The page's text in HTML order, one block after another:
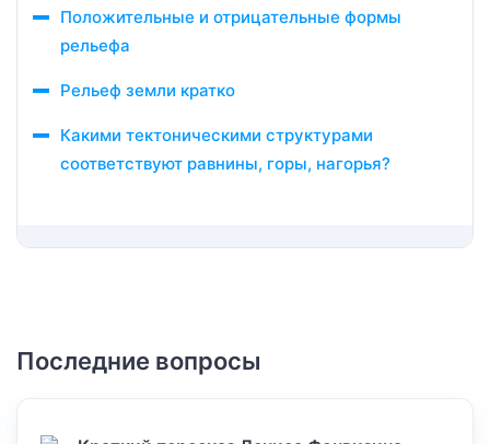
Положительные и отрицательные формы
рельефа
Рельеф земли кратко
Какими тектоническими структурами
соответствуют равнины, горы, нагорья?
Последние вопросы